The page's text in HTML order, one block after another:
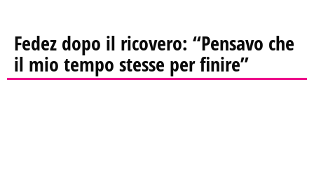
Fedez dopo il ricovero: “Pensavo che
il mio tempo stesse per finire”